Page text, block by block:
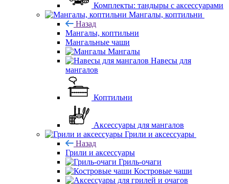
Комплекты: тандыры с аксессуарами
Мангалы, коптильни
Назад
Мангалы, коптильни
Мангальные чаши
Мангалы
Навесы для
мангалов
Коптильни
Аксессуары для мангалов
Грили и аксессуары
Назад
Грили и аксессуары
Гриль-очаги
Костровые чаши